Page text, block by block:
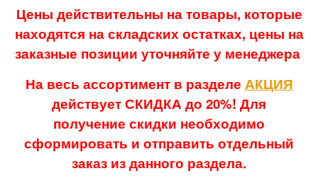
Цены действительны на товары, которые
находятся на складских остатках, цены на
заказные позиции уточняйте у менеджера
На весь ассортимент в разделе АКЦИЯ
действует СКИДКА до 20%! Для
получение скидки необходимо
сформировать и отправить отдельный
заказ из данного раздела.